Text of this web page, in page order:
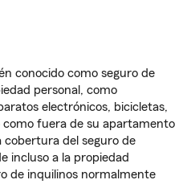
conocido como seguro de
personal, como
electrónicos, bicicletas,
fuera de su apartamento
cobertura del seguro de
incluso a la propiedad
de inquilinos normalmente